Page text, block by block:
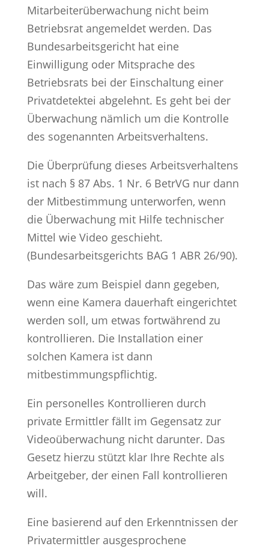
Mitarbeiterüberwachung nicht beim
Betriebsrat angemeldet werden. Das
Bundesarbeitsgericht hat eine
Einwilligung oder Mitsprache des
Betriebsrats bei der Einschaltung einer
Privatdetektei abgelehnt. Es geht bei der
Überwachung nämlich um die Kontrolle
des sogenannten Arbeitsverhaltens.
Die Überprüfung dieses Arbeitsverhaltens
ist nach § 87 Abs. 1 Nr. 6 BetrVG nur dann
der Mitbestimmung unterworfen, wenn
die Überwachung mit Hilfe technischer
Mittel wie Video geschieht.
(Bundesarbeitsgerichts BAG 1 ABR 26/90).
Das wäre zum Beispiel dann gegeben,
wenn eine Kamera dauerhaft eingerichtet
werden soll, um etwas fortwährend zu
kontrollieren. Die Installation einer
solchen Kamera ist dann
mitbestimmungspflichtig.
Ein personelles Kontrollieren durch
private Ermittler fällt im Gegensatz zur
Videoüberwachung nicht darunter. Das
Gesetz hierzu stützt klar Ihre Rechte als
Arbeitgeber, der einen Fall kontrollieren
will.
Eine basierend auf den Erkenntnissen der
Privatermittler ausgesprochene